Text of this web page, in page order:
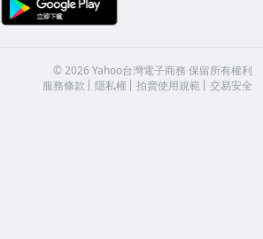
©2026 Yahoo台灣電子商務 保留所有權利
服務條款
隱私權 拍賣使用規範 交易安全